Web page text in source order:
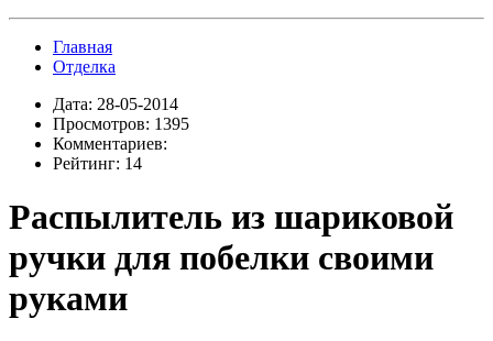
Главная
Отделка
Дата: 28-05-2014
Просмотров: 1395
Комментариев:
Рейтинг: 14
Распылитель из шариковой
ручки для побелки своими
руками